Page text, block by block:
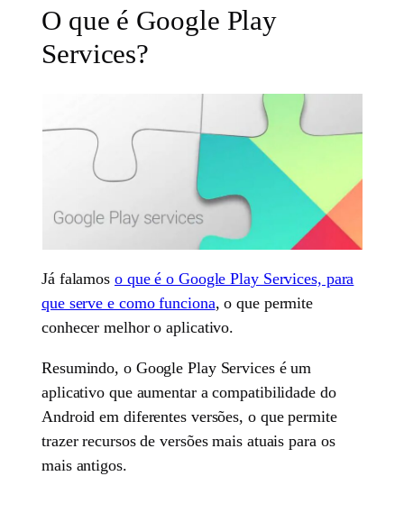
O que é Google Play
Services?
Já falamos o que é o Google Play Services, para
que serve e como funciona, o que permite
conhecer melhor o aplicativo.
Resumindo, o Google Play Services é um
aplicativo que aumentar a compatibilidade do
Android em diferentes versões, o que permite
trazer recursos de versões mais atuais para os
mais antigos.